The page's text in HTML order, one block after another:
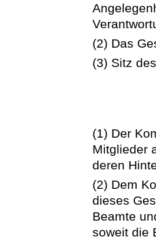
(2) Das
(3) Sitz
(1) Der
Mitglieder
deren
(2) Dem
dieses
Beamte
soweit die